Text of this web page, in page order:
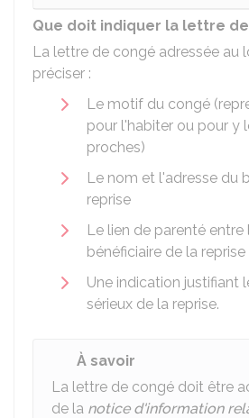
Que doit indiquer la lettre
La lettre de congé adressée au
préciser :
Le motif du congé
pour l'habiter ou pour y
proches)
Le nom et l'adresse du
reprise
Le lien de parenté
bénéficiaire de la reprise
Une indication justifiant
sérieux de la reprise.
À savoir
La lettre de congé doit être
de la notice d'information